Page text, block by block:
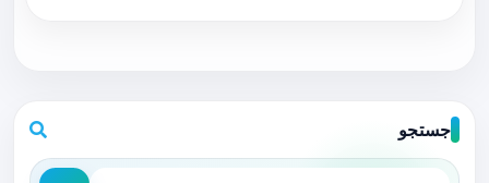
جستجو